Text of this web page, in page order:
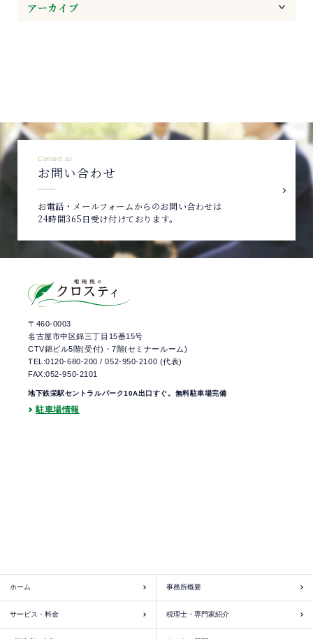
アーカイブ
Contact us
お問い合わせ
お電話・メールフォームからのお問い合わせは
24時間365日受け付けております。
〒460-0003
名古屋市中区錦三丁目15番15号
CTV錦ビル5階(受付)・7階(セミナールーム)
TEL:0120-680-200 /052-950-2100 (代表)
FAX:052-950-2101
地下鉄栄駅セントラルパーク10A出口すぐ。無料駐車場完備
駐車場情報
ホーム
サービス・料金
事務所概要
税理士・専門家紹介